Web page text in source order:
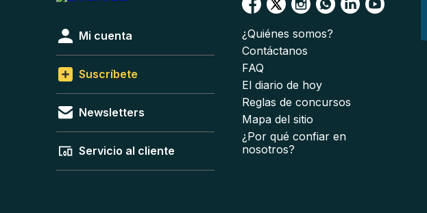
Mi cuenta
Suscríbete
Newsletters
Servicio al cliente
¿Quiénes somos?
Contáctanos
FAQ
El diario de hoy
Reglas de concursos
Mapa del sitio
¿Por qué confiar en
nosotros?